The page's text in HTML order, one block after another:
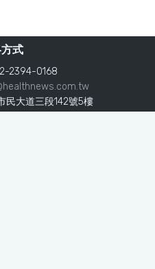
式
2394-0168
民大道三段142號5樓